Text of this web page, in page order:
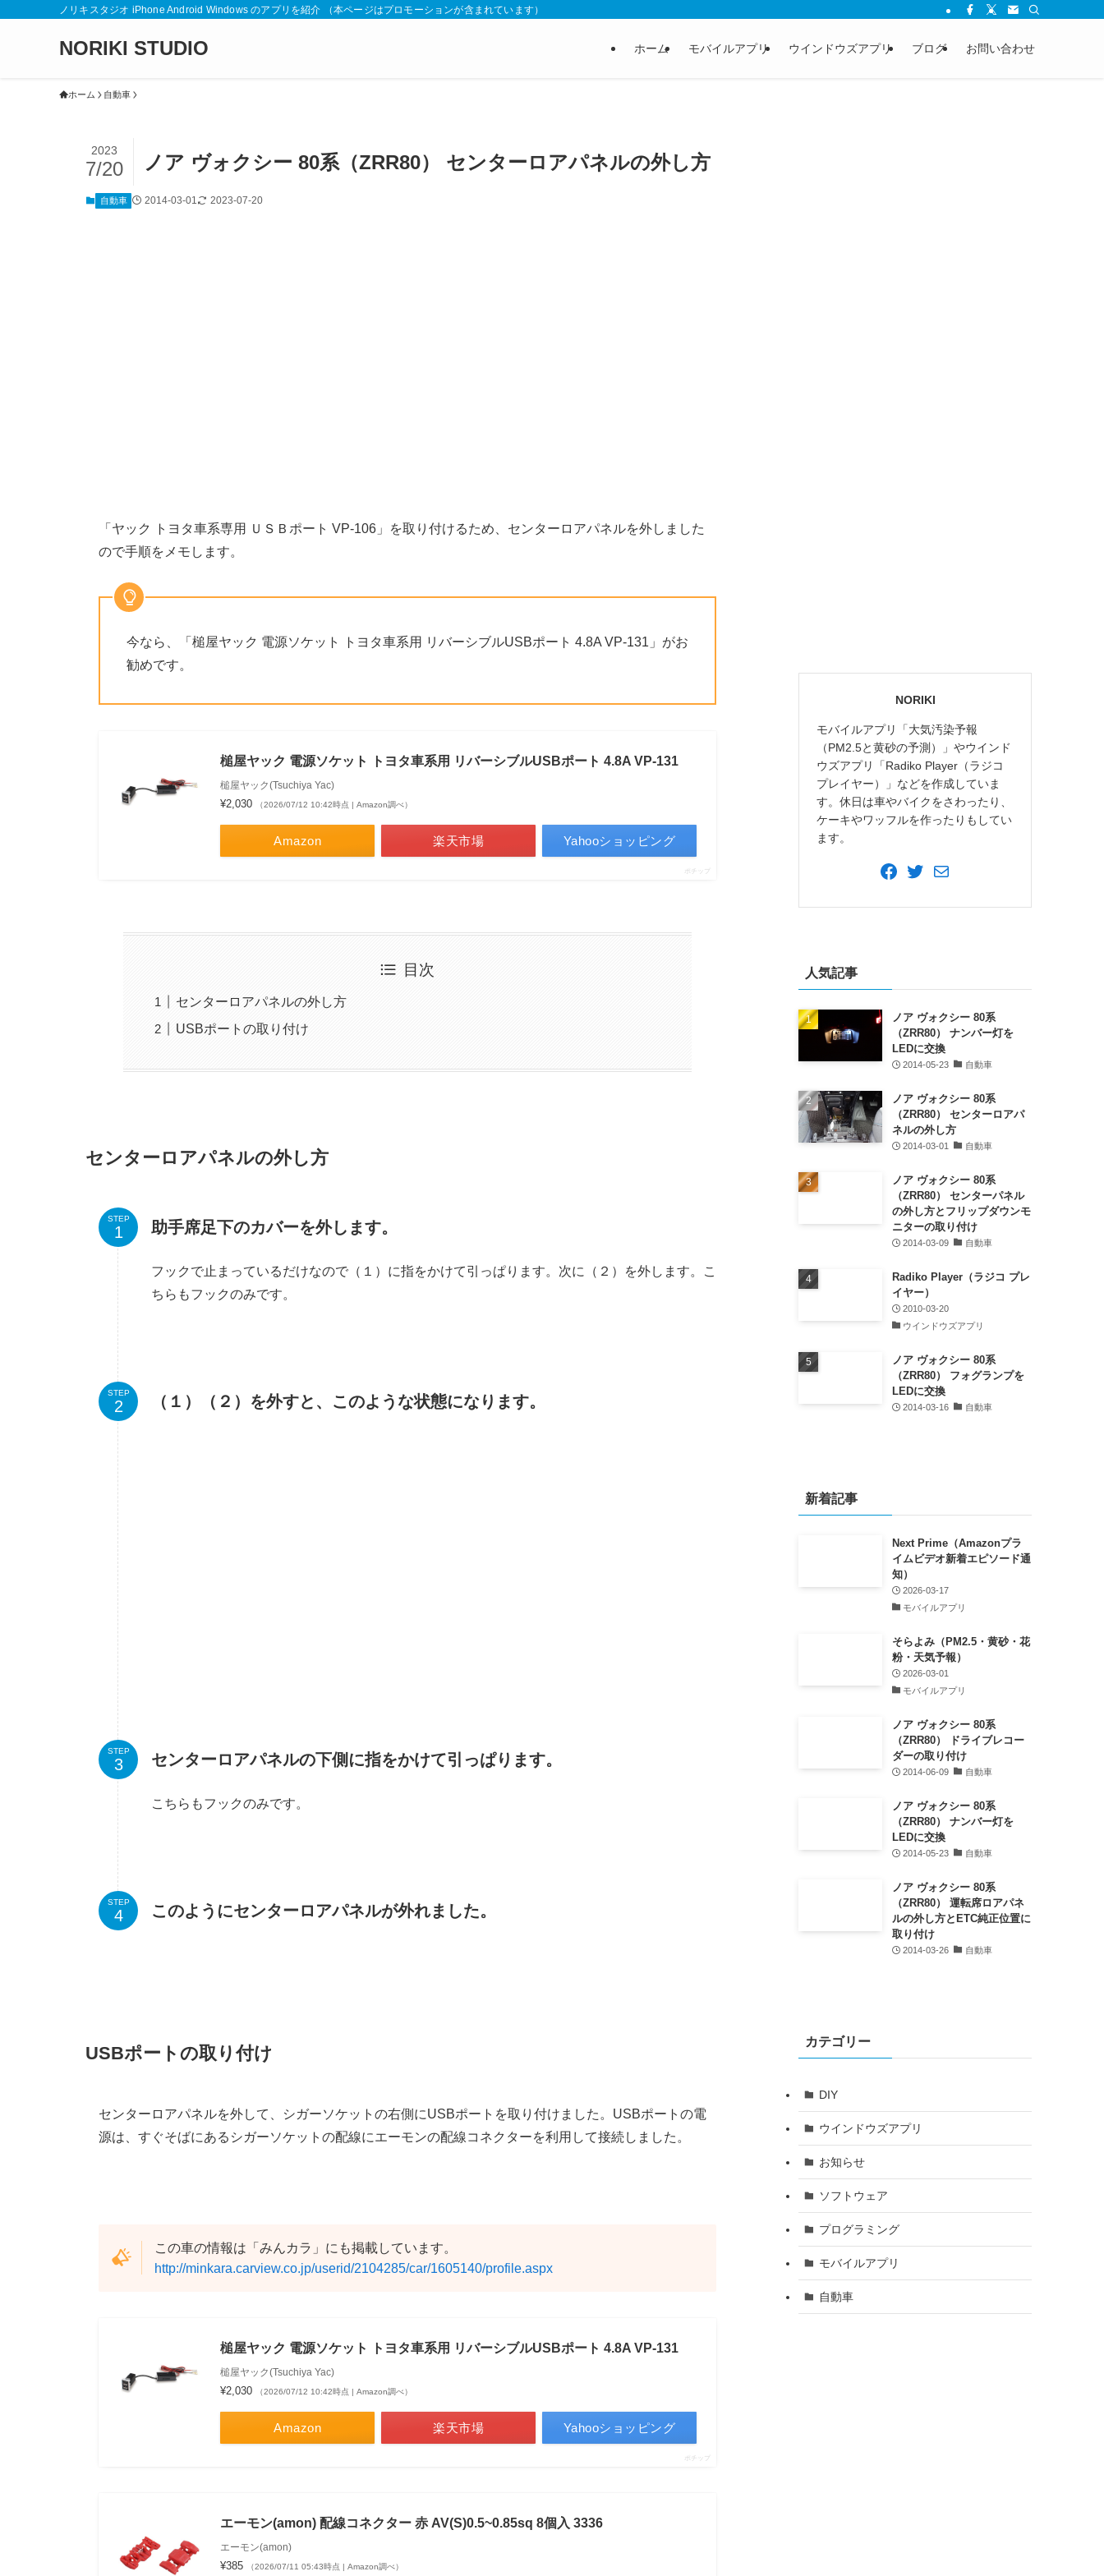
ノリキスタジオ iPhone Android Windows のアプリを紹介 （本ページはプロモーションが含まれています）
NORIKI STUDIO ホーム モバイルアプリ ウインドウズアプリ ブログ お問い合わせ
ホーム 自動車
ノア ヴォクシー 80系（ZRR80） センターロアパネルの外し方
2023
7/20
自動車 2014-03-01 2023-07-20
「ヤック トヨタ車系専用 ＵＳＢポート VP-106」を取り付けるため、センターロアパネルを外しました
ので手順をメモします。
今なら、「槌屋ヤック 電源ソケット トヨタ車系用 リバーシブルUSBポート 4.8A VP-131」がお
勧めです。
槌屋ヤック 電源ソケット トヨタ車系用 リバーシブルUSBポート 4.8A VP-131
槌屋ヤック(Tsuchiya Yac)
¥2,030 （2026/07/12 10:42時点 | Amazon調べ）
Amazon 楽天市場 Yahooショッピング
ポチップ
目次
センターロアパネルの外し方
USBポートの取り付け
センターロアパネルの外し方
STEP 助手席足下のカバーを外します。
フックで止まっているだけなので（１）に指をかけて引っぱります。次に（２）を外します。こ
ちらもフックのみです。
STEP （１）（２）を外すと、このような状態になります。
STEP センターロアパネルの下側に指をかけて引っぱります。
こちらもフックのみです。
STEP このようにセンターロアパネルが外れました。
USBポートの取り付け
センターロアパネルを外して、シガーソケットの右側にUSBポートを取り付けました。USBポートの電
源は、すぐそばにあるシガーソケットの配線にエーモンの配線コネクターを利用して接続しました。
この車の情報は「みんカラ」にも掲載しています。
http://minkara.carview.co.jp/userid/2104285/car/1605140/profile.aspx
槌屋ヤック 電源ソケット トヨタ車系用 リバーシブルUSBポート 4.8A VP-131
槌屋ヤック(Tsuchiya Yac)
¥2,030 （2026/07/12 10:42時点 | Amazon調べ）
Amazon 楽天市場 Yahooショッピング
ポチップ
エーモン(amon) 配線コネクター 赤 AV(S)0.5~0.85sq 8個入 3336
エーモン(amon)
¥385 （2026/07/11 05:43時点 | Amazon調べ）
NORIKI
モバイルアプリ「大気汚染予報
（PM2.5と黄砂の予測）」やウインド
ウズアプリ「Radiko Player（ラジコ
プレイヤー）」などを作成していま
す。休日は車やバイクをさわったり、
ケーキやワッフルを作ったりもしてい
ます。
Facebook
Twitter
人気記事
ノア ヴォクシー 80系
（ZRR80） ナンバー灯を
LEDに交換
2014-05-23 自動車
ノア ヴォクシー 80系
（ZRR80） センターロアパ
ネルの外し方
2014-03-01 自動車
ノア ヴォクシー 80系
（ZRR80） センターパネル
の外し方とフリップダウンモ
ニターの取り付け
2014-03-09 自動車
Radiko Player（ラジコ プレ
イヤー）
2010-03-20
ウインドウズアプリ
ノア ヴォクシー 80系
（ZRR80） フォグランプを
LEDに交換
2014-03-16 自動車
新着記事
Next Prime（Amazonプラ
イムビデオ新着エピソード通
知）
2026-03-17
モバイルアプリ
そらよみ（PM2.5・黄砂・花
粉・天気予報）
2026-03-01
モバイルアプリ
ノア ヴォクシー 80系
（ZRR80） ドライブレコー
ダーの取り付け
2014-06-09 自動車
ノア ヴォクシー 80系
（ZRR80） ナンバー灯を
LEDに交換
2014-05-23 自動車
ノア ヴォクシー 80系
（ZRR80） 運転席ロアパネ
ルの外し方とETC純正位置に
取り付け
2014-03-26 自動車
カテゴリー
DIY
ウインドウズアプリ
お知らせ
ソフトウェア
プログラミング
モバイルアプリ
自動車